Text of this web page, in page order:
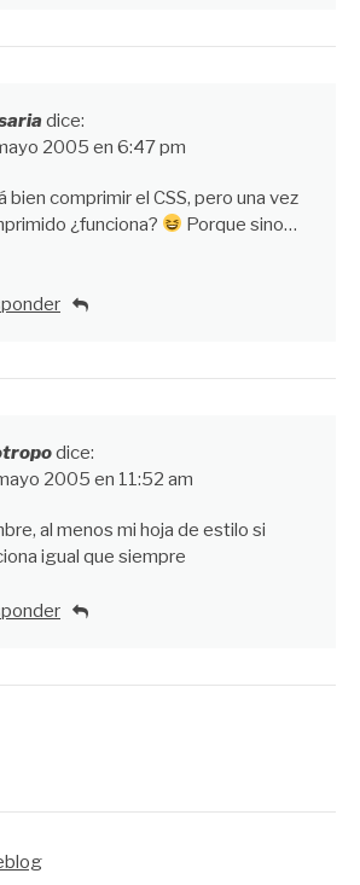
dice:
2005 en 6:47 pm
bien comprimir el CSS, pero una vez
¿funciona?
Porque sino…
dice:
2005 en 11:52 am
al menos mi hoja de estilo si
igual que siempre